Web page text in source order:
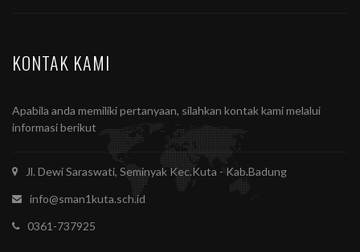
KONTAK KAMI
Apabila anda memiliki pertanyaan, silahkan kontak kami melalui
informasi berikut
Jl. Dewi Saraswati, Seminyak Kec.Kuta - Kab.Badung
info@sman1kuta.sch.id
0361-737925